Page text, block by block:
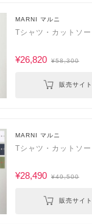
MARNI マルニ
Tシャツ・カットソー
¥26,820 ¥58,300
販売サイ
MARNI マルニ
Tシャツ・カットソー
¥28,490 ¥49,500
販売サイ